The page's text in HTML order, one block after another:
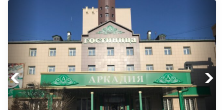
Previous Next